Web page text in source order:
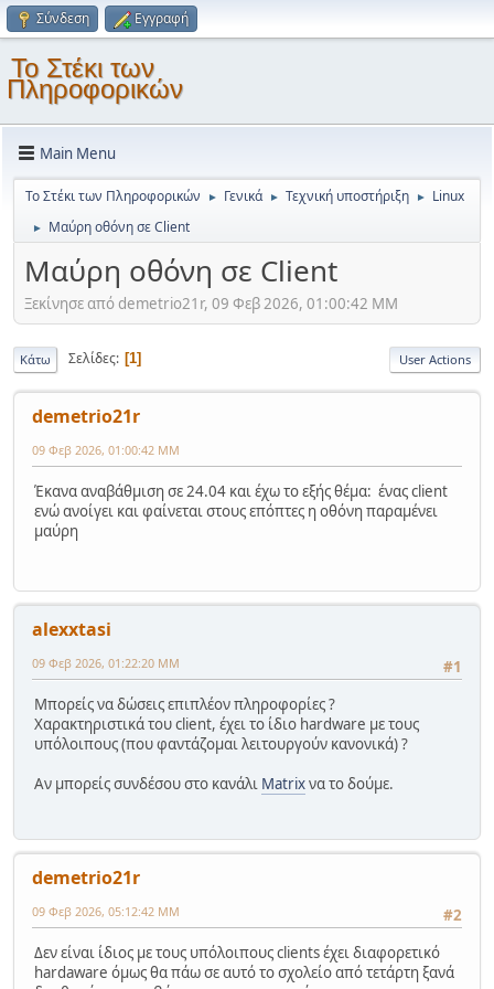
Σύνδεση Εγγραφή
Το Στέκι των
Πληροφορικών
Main Menu
Το Στέκι των Πληροφορικών ► Γενικά ► Τεχνική υποστήριξη ► Linux
► Μαύρη οθόνη σε Client
Μαύρη οθόνη σε Client
Ξεκίνησε από demetrio21r, 09 Φεβ 2026, 01:00:42 ΜΜ
Κάτω Σελίδες 1 User Actions
demetrio21r
09 Φεβ 2026, 01:00:42 ΜΜ
Έκανα αναβάθμιση σε 24.04 και έχω το εξής θέμα: ένας client
ενώ ανοίγει και φαίνεται στους επόπτες η οθόνη παραμένει
μαύρη
alexxtasi
#1
09 Φεβ 2026, 01:22:20 ΜΜ
Μπορείς να δώσεις επιπλέον πληροφορίες ?
Χαρακτηριστικά του client, έχει το ίδιο hardware με τους
υπόλοιπους (που φαντάζομαι λειτουργούν κανονικά) ?
Αν μπορείς συνδέσου στο κανάλι Matrixνα το δούμε.
demetrio21r
#2
09 Φεβ 2026, 05:12:42 ΜΜ
Δεν είναι ίδιος με τους υπόλοιπους clients έχει διαφορετικό
hardaware όμως θα πάω σε αυτό το σχολείο από τετάρτη ξανά